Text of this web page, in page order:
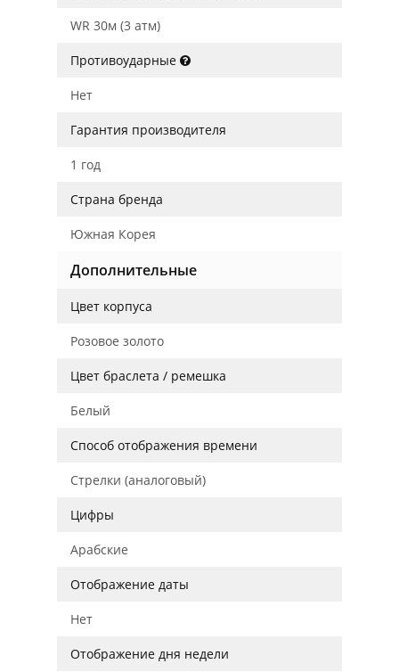
WR 30м (3 атм)
Противоударные
Нет
Гарантия производителя
1 год
Страна бренда
Южная Корея
Дополнительные
Цвет корпуса
Розовое золото
Цвет браслета / ремешка
Белый
Способ отображения времени
Стрелки (аналоговый)
Цифры
Арабские
Отображение даты
Нет
Отображение дня недели